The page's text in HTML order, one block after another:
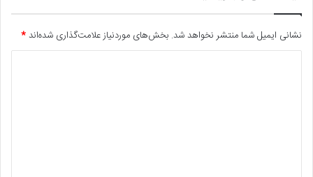
نشانی ایمیل شما منتشر نخواهد شد. بخش‌های موردنیاز علامت‌گذاری شده‌اند*